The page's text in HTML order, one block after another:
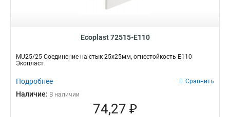
Ecoplast 72515-E110
MU25/25 Соединение на стык 25х25мм, огнестойкость E110
Экопласт
Подробнее Сравнить
Наличие: В наличии
74,27 ₽